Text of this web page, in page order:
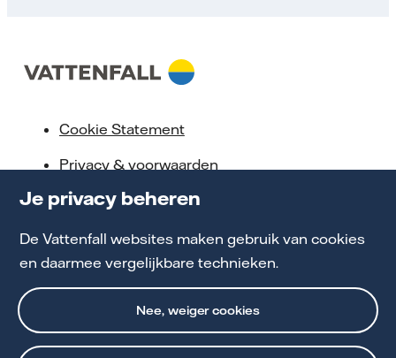
Je privacy beheren
De Vattenfall websites maken gebruik van cookies
en daarmee vergelijkbare technieken.
Nee, weiger cookies
Cookie Statement
Privacy & voorwaarden
Klokkenluidersregeling
Toegankelijkheid
Werken bij Vattenfall